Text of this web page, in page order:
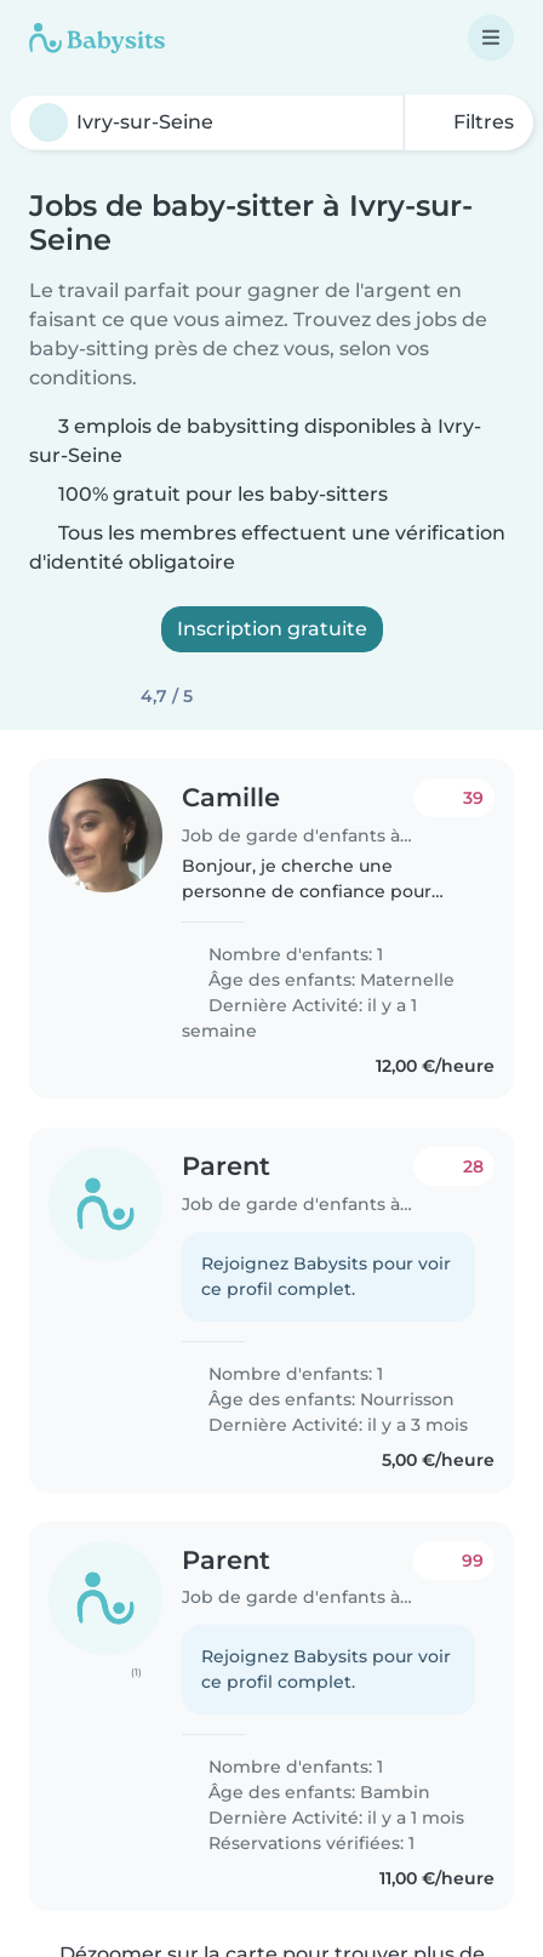
Filtres
Jobs de baby-sitter à Ivry-sur-
Seine
Le travail parfait pour gagner de l'argent en
faisant ce que vous aimez. Trouvez des jobs de
baby-sitting près de chez vous, selon vos
conditions.
3 emplois de babysitting disponibles à Ivry-
sur-Seine
100% gratuit pour les baby-sitters
Tous les membres effectuent une vérification
d'identité obligatoire
Inscription gratuite
4,7 / 5
Camille
Job de garde d'enfants à Ivry-sur-Seine
39
Bonjour, je cherche une
personne de confiance pour
l'école Rosa Park d'Ivry-Sur-Seine
à partir de la rentrée 2026 - tous
les mardis et jeudis - de 16h30..
Nombre d'enfants: 1
Âge des enfants: Maternelle
Dernière Activité: il y a 1
semaine
12,00 €/heure
Parent
Job de garde d'enfants à Ivry-sur-Seine
28
Rejoignez Babysits pour voir
ce profil complet.
Nombre d'enfants: 1
Âge des enfants: Nourrisson
Dernière Activité: il y a 3 mois
5,00 €/heure
(1)
Parent
Job de garde d'enfants à Ivry-sur-Seine
99
Rejoignez Babysits pour voir
ce profil complet.
Nombre d'enfants: 1
Âge des enfants: Bambin
Dernière Activité: il y a 1 mois
Réservations vérifiées: 1
11,00 €/heure